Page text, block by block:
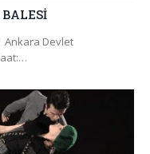
Ankara Devlet